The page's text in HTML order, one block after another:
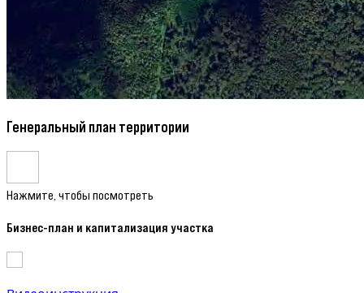
Генеральный план территории
Нажмите, чтобы посмотреть
Бизнес-план и капитализация участка